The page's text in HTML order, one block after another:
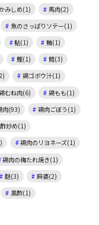
みしめ(1)
馬肉(2)
魚のさっぱりソテー(1)
鮎(1)
鮪(1)
鰹(1)
鱈(3)
鶏ゴボウ汁(1)
むね肉(6)
鶏もも(1)
肉(93)
鶏肉ごぼう(1)
炒め(1)
鶏肉のリヨネーズ(1)
鶏肉の梅たれ焼き(1)
麩(3)
麻婆(2)
黒酢(1)